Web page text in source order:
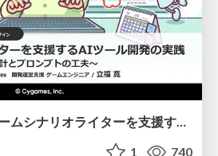
【CEDEC2026】ゲームシナリオライターを支援するAIツール開発の実践 ― 設計とプロンプトの工夫 ―
1 740